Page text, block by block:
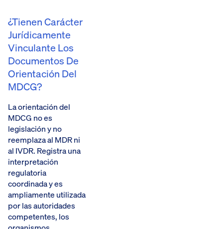
¿Tienen Carácter
Jurídicamente
Vinculante Los
Documentos De
Orientación Del
MDCG?
La orientación del
MDCG no es
legislación y no
reemplaza al MDR ni
al IVDR. Registra una
interpretación
regulatoria
coordinada y es
ampliamente utilizada
por las autoridades
competentes, los